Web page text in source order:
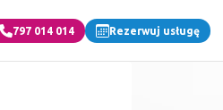
797 014 014 Rezerwuj usługę